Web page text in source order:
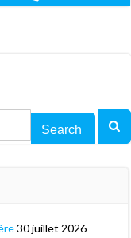
30 juillet 2026